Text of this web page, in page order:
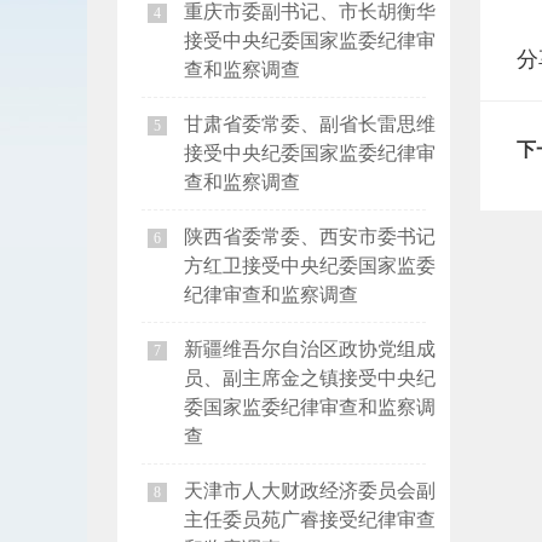
4
重庆市委副书记、市长胡衡华
接受中央纪委国家监委纪律审
查和监察调查
5
甘肃省委常委、副省长雷思维
接受中央纪委国家监委纪律审
查和监察调查
6
陕西省委常委、西安市委书记
方红卫接受中央纪委国家监委
纪律审查和监察调查
7
新疆维吾尔自治区政协党组成
员、副主席金之镇接受中央纪
委国家监委纪律审查和监察调
查
8
天津市人大财政经济委员会副
主任委员苑广睿接受纪律审查
下